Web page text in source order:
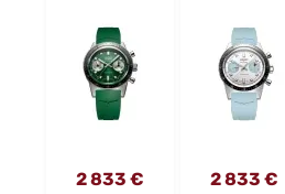
2 833 € 2 833 €